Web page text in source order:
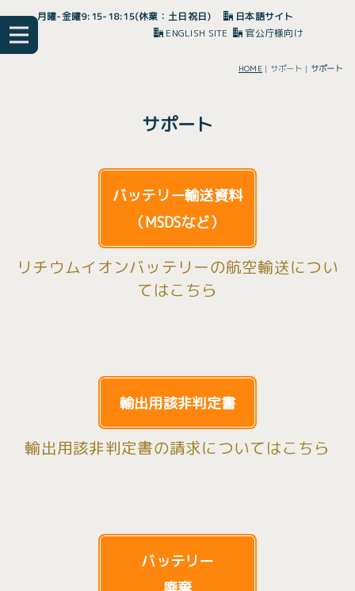
月曜-金曜9:15-18:15(休業：土日祝日)
日本語サイト
ENGLISH SITE
官公庁様向け
HOME | サポート | サポート
サポート
バッテリー輸送資料
（MSDSなど）
リチウムイオンバッテリーの航空輸送につい
てはこちら
輸出用該非判定書
輸出用該非判定書の請求についてはこちら
バッテリー